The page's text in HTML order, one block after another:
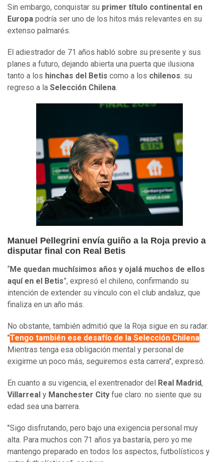
Sin embargo, conquistar su primer título continental en
Europa podría ser uno de los hitos más relevantes en su
extenso palmarés.
El adiestrador de 71 años habló sobre su presente y sus
planes a futuro, dejando abierta una puerta que ilusiona
tanto a los hinchas del Betis como a los chilenos: su
regreso a la Selección Chilena.
Manuel Pellegrini envía guiño a la Roja previo a
disputar final con Real Betis
“Me quedan muchísimos años y ojalá muchos de ellos
aquí en el Betis”, expresó el chileno, confirmando su
intención de extender su vínculo con el club andaluz, que
finaliza en un año más.
No obstante, también admitió que la Roja sigue en su radar.
"Tengo también ese desafío de la Selección Chilena.
Mientras tenga esa obligación mental y personal de
exigirme un poco más, seguiremos esta carrera", expresó.
En cuanto a su vigencia, el exentrenador del Real Madrid,
Villarreal y Manchester City fue claro: no siente que su
edad sea una barrera.
"Sigo disfrutando, pero bajo una exigencia personal muy
alta. Para muchos con 71 años ya bastaría, pero yo me
mantengo preparado en todos los aspectos, futbolísticos y